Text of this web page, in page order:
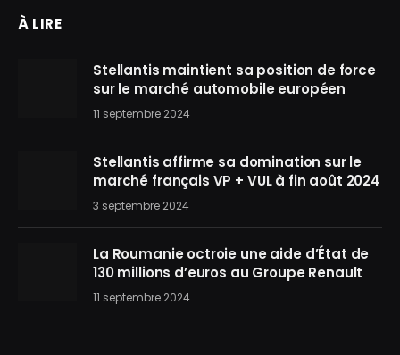
À LIRE
Stellantis maintient sa position de force
sur le marché automobile européen
11 septembre 2024
Stellantis affirme sa domination sur le
marché français VP + VUL à fin août 2024
3 septembre 2024
La Roumanie octroie une aide d’État de
130 millions d’euros au Groupe Renault
11 septembre 2024